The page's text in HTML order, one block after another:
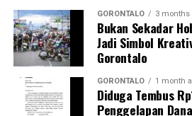
“Kehadiran mahasiswa
active case findingTBC yang
Sinergi multisektor antara
kesehatan, puskesmas, dan
inilah yang menjadi kunci sukses
masyarakat sadar sehat,” jelas Dr.
GORONTALO 3 months
Bukan Sekadar
Jadi Simbol
Gorontalo
GORONTALO 1 month
Diduga Tembus
Penggelapan